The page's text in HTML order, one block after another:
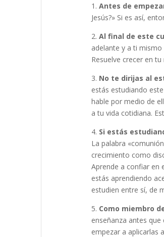
1. Antes de
Jesús?» Si es así,
2. Al final de este
adelante y a ti
Resuelve crecer en
3. No te dirijas al
estás estudiando
hable por medio de
a tu vida cotidiana.
4. Si estás
La palabra
crecimiento como
Aprende a confiar en
estás aprendiendo
estudien entre sí, de
5. Como miembro
enseñanza antes
empezar a aplicarlas